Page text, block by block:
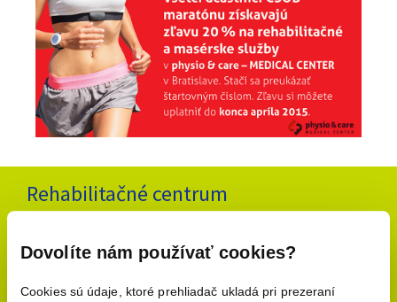
Dovolíte nám používať cookies?
Cookies sú údaje, ktoré prehliadač ukladá pri prezeraní
Rehabilitačné centrum
Manuálne techniky
Cvičenie s tehotnými